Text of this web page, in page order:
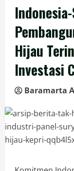
Hijau
Investasi
Baramarta